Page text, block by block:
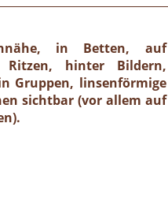
in Betten, auf
Ritzen, hinter Bildern,
Gruppen, linsenförmige
sichtbar (vor allem auf